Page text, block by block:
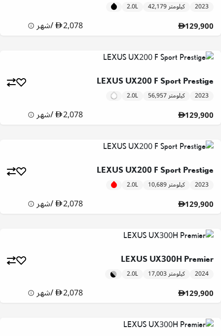
2023 42,179 كيلومتر 2.0L
129,900
2,078
/شهر
LEXUS UX200 F Sport Prestige
2023 56,957 كيلومتر 2.0L
129,900
2,078
/شهر
LEXUS UX200 F Sport Prestige
2023 10,689 كيلومتر 2.0L
129,900
2,078
/شهر
LEXUS UX300H Premier
2024 17,003 كيلومتر 2.0L
129,900
2,078
/شهر